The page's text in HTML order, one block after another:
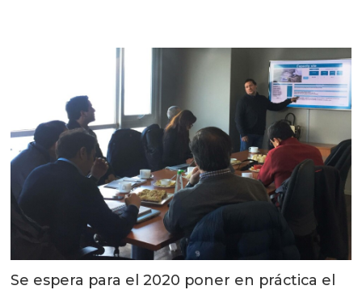
Se espera para el 2020 poner en práctica el